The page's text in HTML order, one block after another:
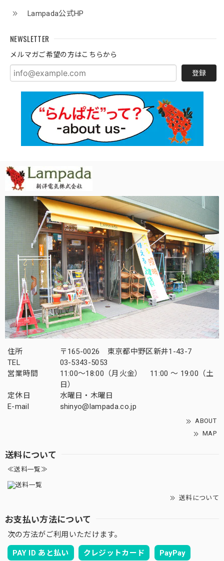
Lampada公式HP
NEWSLETTER
メルマガご希望の方はこちらから
登録
住所
〒165-0026 東京都中野区新井1-43-7
TEL
03-5343-5053
営業時間
11:00～18:00（月火金） 11:00 ～ 19:00（土
日）
定休日
水曜日・木曜日
E-mail
shinyo@lampada.co.jp
ABOUT
MAP
送料について
≪送料一覧≫
送料について
お支払い方法について
次の方法がご利用いただけます。
PAY ID あと払い クレジットカード PayPay